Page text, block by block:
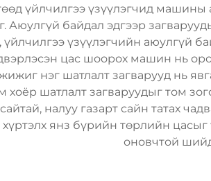
үйлчилгээ үзүүлэгчид
Аюулгүй байдал эдгээр
үйлчилгээ үзүүлэгчийн аюулгүй
цас шоорох машин нь
жижиг нэг шатлалт загварууд нь
шатлалт загваруудыг том
налуу газарт сайн татах
янз бүрийн төрлийн
оновчтой